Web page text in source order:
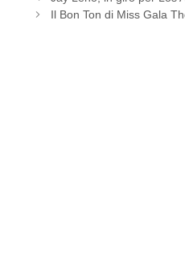
Il Bon Ton di Miss Gala